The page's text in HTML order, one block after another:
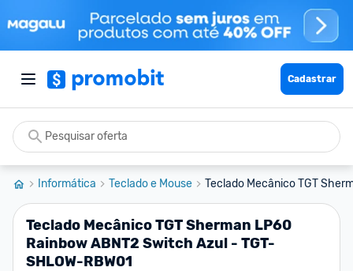
Cadastrar
Informática Teclado e Mouse Teclado Mecânico TGT
Teclado Mecânico TGT Sherman LP60
Rainbow ABNT2 Switch Azul - TGT-
SHLOW-RBW01